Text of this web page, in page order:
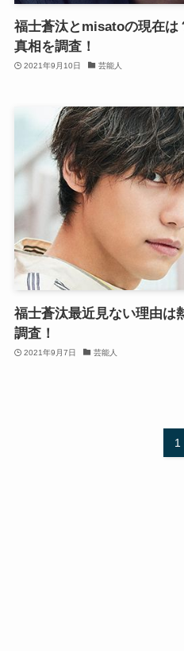
福士蒼汰とmisatoの現在は
真相を調査！
2021年9月10日 芸能人
福士蒼汰最近見ない理由は
調査！
2021年9月7日 芸能人
1